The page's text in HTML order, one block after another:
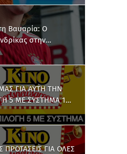
Βαυαρία: O
στην
ΓΙΑ ΑΥΤΗ ΤΗΝ
5 ΜΕ ΣΥΣΤΗΜΑ 10